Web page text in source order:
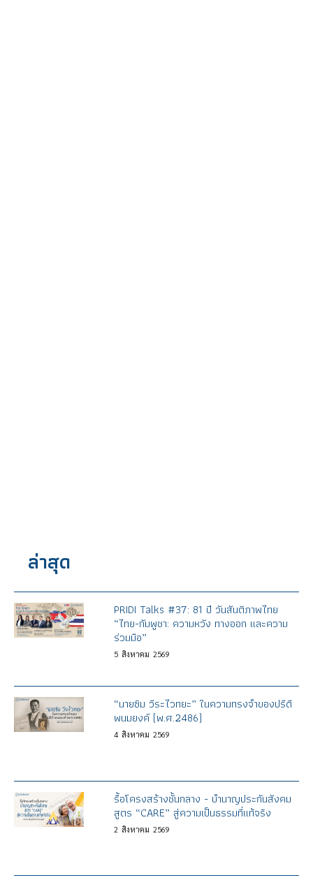
ล่าสุด
PRIDI Talks #37: 81 ปี วันสันติภาพไทย
“ไทย-กัมพูชา: ความหวัง ทางออก และความ
ร่วมมือ”
5 สิงหาคม 2569
“นายซิม วีระไวทยะ” ในความทรงจำของปรีดี
พนมยงค์ (พ.ศ.2486)
4 สิงหาคม 2569
รื้อโครงสร้างชั้นกลาง - บำนาญประกันสังคม
สูตร “CARE” สู่ความเป็นธรรมที่แท้จริง
2 สิงหาคม 2569